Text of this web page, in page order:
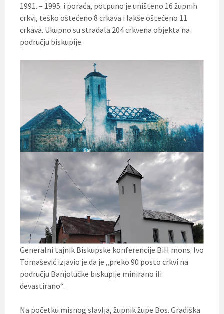
1991. – 1995. i poraća, potpuno je uništeno 16 župnih
crkvi, teško oštećeno 8 crkava i lakše oštećeno 11
crkava. Ukupno su stradala 204 crkvena objekta na
području biskupije.
Generalni tajnik Biskupske konferencije BiH mons. Ivo
Tomašević izjavio je da je „preko 90 posto crkvi na
području Banjolučke biskupije minirano ili
devastirano“.
Na početku misnog slavlja, župnik župe Bos. Gradiška